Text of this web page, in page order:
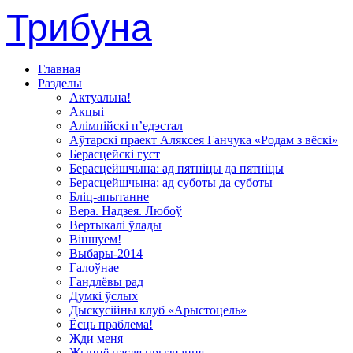
Трибуна
Главная
Разделы
Актуальна!
Акцыі
Алімпійскі п’едэстал
Аўтарскі праект Аляксея Ганчука «Родам з вёскі»
Берасцейскі густ
Берасцейшчына: ад пятніцы да пятніцы
Берасцейшчына: ад суботы да суботы
Бліц-апытанне
Вера. Надзея. Любоў
Вертыкалі ўлады
Віншуем!
Выбары-2014
Галоўнае
Гандлёвы рад
Думкі ўслых
Дыскусійны клуб «Арыстоцель»
Ёсць праблема!
Жди меня